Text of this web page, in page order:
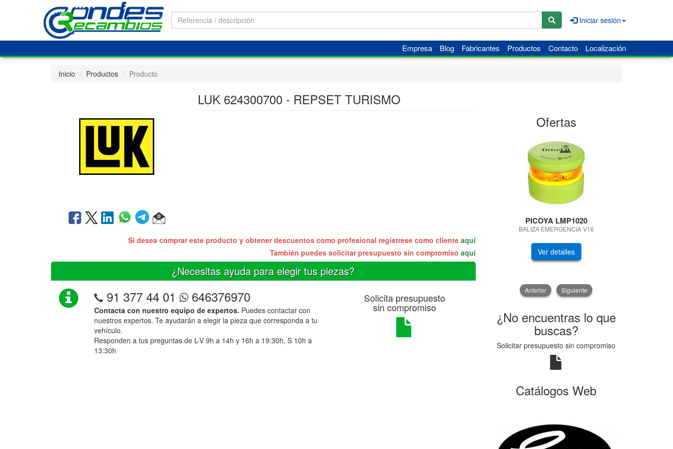
Iniciar sesión
Empresa Blog Fabricantes Productos Contacto Localización
Inicio Productos Producto
LUK 624300700 - REPSET TURISMO
Si desea comprar este producto y obtener descuentos como profesional regístrese como cliente aquí
También puedes solicitar presupuesto sin compromiso aquí
¿Necesitas ayuda para elegir tus piezas?
91 377 44 01 646376970
Contacta con nuestro equipo de expertos. Puedes contactar con
nuestros expertos. Te ayudarán a elegir la pieza que corresponda a tu
vehículo.
Responden a tus preguntas de L-V 9h a 14h y 16h a 19:30h, S 10h a
13:30h
Solicita presupuesto
sin compromiso
Ofertas
PICOYA LMP1020
BALIZA EMERGENCIA V16
Ver detalles
Anterior Siguiente
¿No encuentras lo que
buscas?
Solicitar presupuesto sin compromiso
Catálogos Web